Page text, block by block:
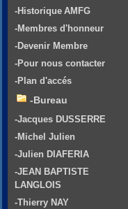
-Historique AMFG
-Membres d'honneur
-Devenir Membre
-Pour nous contacter
-Plan d'accés
-Bureau
-Jacques DUSSERRE
-Michel Julien
-Julien DIAFERIA
-JEAN BAPTISTE
LANGLOIS
-Thierry NAY